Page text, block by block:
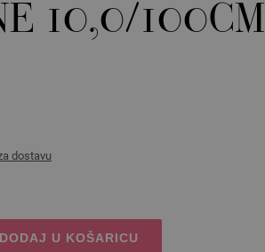
10,0/100CM
dostavu
DODAJ U KOŠARICU